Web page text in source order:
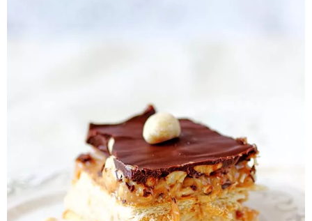
Zdrowo i fit
Kuchnie świata